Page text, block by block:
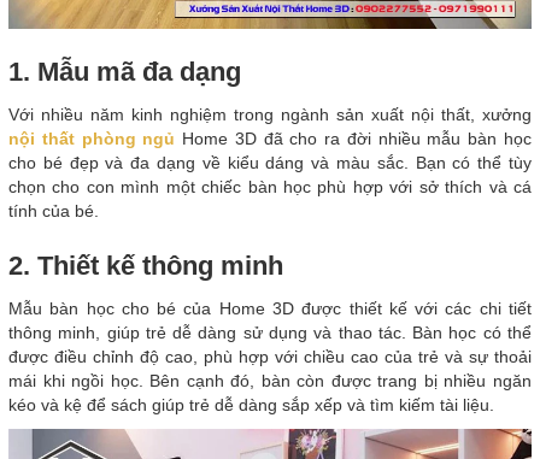
1. Mẫu mã đa dạng
Với nhiều năm kinh nghiệm trong ngành sản xuất nội thất, xưởng
nội thất phòng ngủ Home 3D đã cho ra đời nhiều mẫu bàn học
cho bé đẹp và đa dạng về kiểu dáng và màu sắc. Bạn có thể tùy
chọn cho con mình một chiếc bàn học phù hợp với sở thích và cá
tính của bé.
2. Thiết kế thông minh
Mẫu bàn học cho bé của Home 3D được thiết kế với các chi tiết
thông minh, giúp trẻ dễ dàng sử dụng và thao tác. Bàn học có thể
được điều chỉnh độ cao, phù hợp với chiều cao của trẻ và sự thoải
mái khi ngồi học. Bên cạnh đó, bàn còn được trang bị nhiều ngăn
kéo và kệ để sách giúp trẻ dễ dàng sắp xếp và tìm kiếm tài liệu.